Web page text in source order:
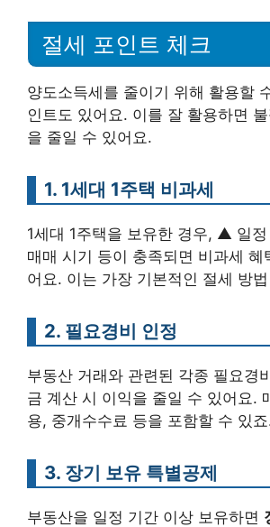
절세 포인트 체크
양도소득세를 줄이기 위해 활용할
인트도 있어요. 이를 잘 활용하면
을 줄일 수 있어요.
1. 1세대 1주택 비과세
1세대 1주택을 보유한 경우, ▲ 일
매매 시기 등이 충족되면 비과세 혜
어요. 이는 가장 기본적인 절세 방
2. 필요경비 인정
부동산 거래와 관련된 각종 필요경
금 계산 시 이익을 줄일 수 있어요.
용, 중개수수료 등을 포함할 수 있
3. 장기 보유 특별공제
부동산을 일정 기간 이상 보유하면